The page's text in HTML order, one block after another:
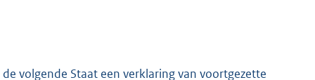
volgende Staat een verklaring van voortgezette